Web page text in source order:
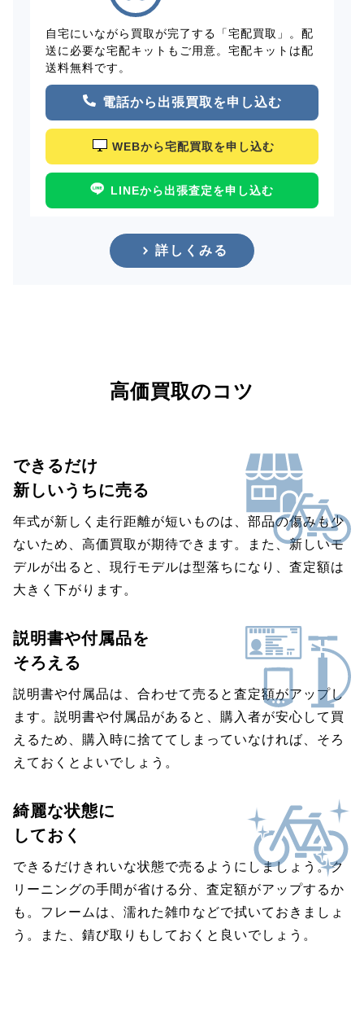
自宅にいながら買取が完了する「宅配買取」。配
送に必要な宅配キットもご用意。宅配キットは配
送料無料です。
電話から出張買取を申し込む
WEBから宅配買取を申し込む
LINEから出張査定を申し込む
詳しくみる
高価買取のコツ
できるだけ
新しいうちに売る
年式が新しく走行距離が短いものは、部品の傷みも少
ないため、高価買取が期待できます。また、新しいモ
デルが出ると、現行モデルは型落ちになり、査定額は
大きく下がります。
説明書や付属品を
そろえる
説明書や付属品は、合わせて売ると査定額がアップし
ます。説明書や付属品があると、購入者が安心して買
えるため、購入時に捨ててしまっていなければ、そろ
えておくとよいでしょう。
綺麗な状態に
しておく
できるだけきれいな状態で売るようにしましょう。ク
リーニングの手間が省ける分、査定額がアップするか
も。フレームは、濡れた雑巾などで拭いておきましょ
う。また、錆び取りもしておくと良いでしょう。